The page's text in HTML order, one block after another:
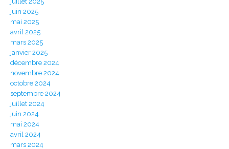
juin 2025
mai 2025
avril 2025
mars 2025
janvier 2025
décembre 2024
novembre 2024
octobre 2024
septembre 2024
juillet 2024
juin 2024
mai 2024
avril 2024
mars 2024